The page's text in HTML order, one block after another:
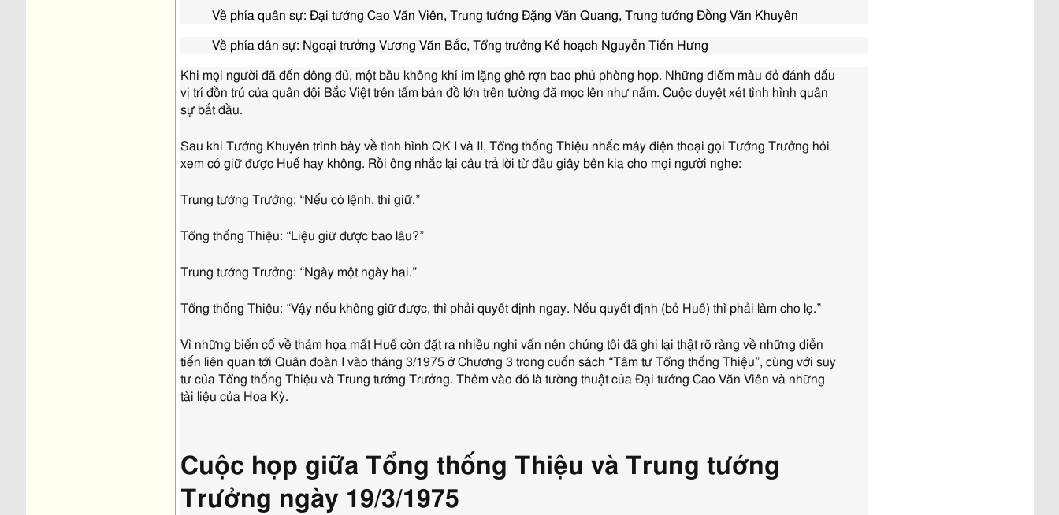
Về phía quân sự: Đại tướng Cao Văn Viên, Trung tướng Đặng Văn Quang, Trung tướng Đồng Văn Khuyên
Về phía dân sự: Ngoại trưởng Vương Văn Bắc, Tổng trưởng Kế hoạch Nguyễn Tiến Hưng
Khi mọi người đã đến đông đủ, một bầu không khí im lặng ghê rợn bao phủ phòng họp. Những điểm màu đỏ đánh dấu
vị trí đồn trú của quân đội Bắc Việt trên tấm bản đồ lớn trên tường đã mọc lên như nấm. Cuộc duyệt xét tình hình quân
sự bắt đầu.
Sau khi Tướng Khuyên trình bày về tình hình QK I và II, Tổng thống Thiệu nhấc máy điện thoại gọi Tướng Trưởng hỏi
xem có giữ được Huế hay không. Rồi ông nhắc lại câu trả lời từ đầu giây bên kia cho mọi người nghe:
Trung tướng Trưởng: “Nếu có lệnh, thì giữ.”
Tổng thống Thiệu: “Liệu giữ được bao lâu?”
Trung tướng Trưởng: “Ngày một ngày hai.”
Tổng thống Thiệu: “Vậy nếu không giữ được, thì phải quyết định ngay. Nếu quyết định (bỏ Huế) thì phải làm cho lẹ.”
Vì những biến cố về thảm họa mất Huế còn đặt ra nhiều nghi vấn nên chúng tôi đã ghi lại thật rõ ràng về những diễn
tiến liên quan tới Quân đoàn I vào tháng 3/1975 ở Chương 3 trong cuốn sách “Tâm tư Tổng thống Thiệu”, cùng với suy
tư của Tổng thống Thiệu và Trung tướng Trưởng. Thêm vào đó là tường thuật của Đại tướng Cao Văn Viên và những
tài liệu của Hoa Kỳ.
Cuộc họp giữa Tổng thống Thiệu và Trung tướng
Trưởng ngày 19/3/1975